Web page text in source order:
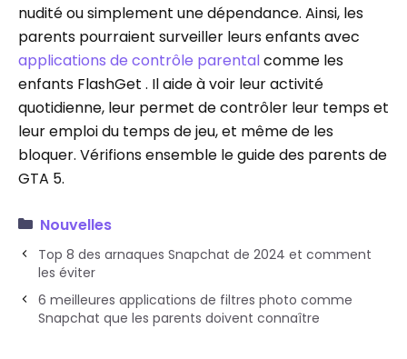
nudité ou simplement une dépendance. Ainsi, les
parents pourraient surveiller leurs enfants avec
applications de contrôle parentalcomme les
enfants FlashGet . Il aide à voir leur activité
quotidienne, leur permet de contrôler leur temps et
leur emploi du temps de jeu, et même de les
bloquer. Vérifions ensemble le guide des parents de
GTA 5.
Nouvelles
Top 8 des arnaques Snapchat de 2024 et comment
les éviter
6 meilleures applications de filtres photo comme
Snapchat que les parents doivent connaître